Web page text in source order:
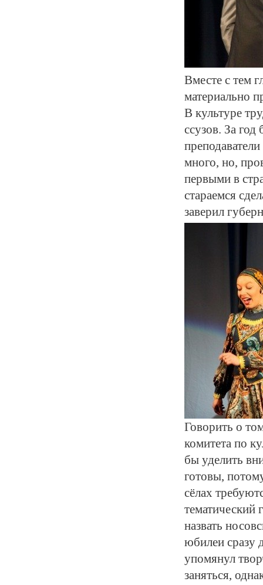
Вместе с тем
материально
В культуре
ссузов. За
много, но,
первыми в
стараемся
заверил
Говорить о
комитета по
бы уделить
готовы,
сёлах
тематический
назвать
юбилеи сразу
упомянул
заняться,